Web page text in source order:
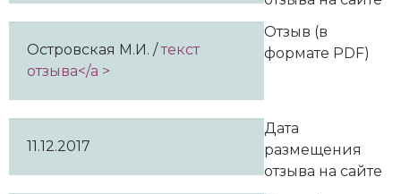
Островская М.И. /текст
отзыва</a >
Отзыв (в
формате PDF)
11.12.2017
Дата
размещения
отзыва на сайте